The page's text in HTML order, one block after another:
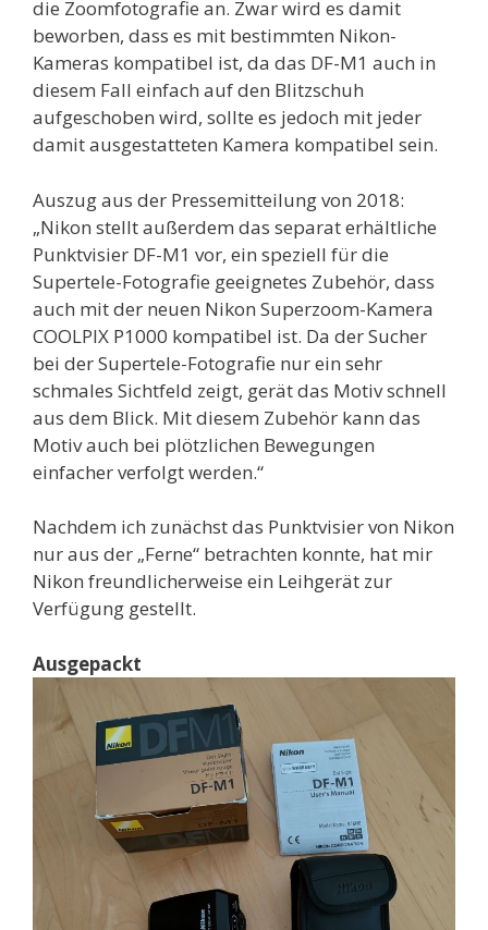
die Zoomfotografie an. Zwar wird es damit
beworben, dass es mit bestimmten Nikon-
Kameras kompatibel ist, da das DF-M1 auch in
diesem Fall einfach auf den Blitzschuh
aufgeschoben wird, sollte es jedoch mit jeder
damit ausgestatteten Kamera kompatibel sein.
Auszug aus der Pressemitteilung von 2018:
„Nikon stellt außerdem das separat erhältliche
Punktvisier DF-M1 vor, ein speziell für die
Supertele-Fotografie geeignetes Zubehör, dass
auch mit der neuen Nikon Superzoom-Kamera
COOLPIX P1000 kompatibel ist. Da der Sucher
bei der Supertele-Fotografie nur ein sehr
schmales Sichtfeld zeigt, gerät das Motiv schnell
aus dem Blick. Mit diesem Zubehör kann das
Motiv auch bei plötzlichen Bewegungen
einfacher verfolgt werden.“
Nachdem ich zunächst das Punktvisier von Nikon
nur aus der „Ferne“ betrachten konnte, hat mir
Nikon freundlicherweise ein Leihgerät zur
Verfügung gestellt.
Ausgepackt